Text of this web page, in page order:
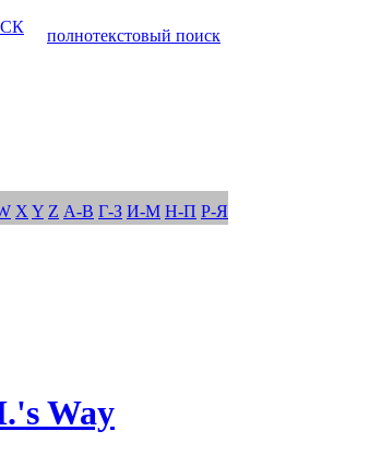
полнотекстовый поиск
X Y Z А-В Г-З И-М Н-П Р-Я
Way